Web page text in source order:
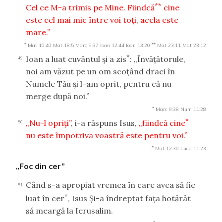
Cel ce M-a trimis pe Mine. Fiindcă** cine
este cel mai mic între voi toţi, acela este
mare.”
* Mat 10:40 Mat 18:5 Marc 9:37 Ioan 12:44 Ioan 13:20 ** Mat 23:11 Mat 23:12
49 Ioan a luat cuvântul şi a zis*: „Învăţătorule,
noi am văzut pe un om scoţând draci în
Numele Tău şi l-am oprit, pentru că nu
merge după noi.”
* Marc 9:38 Num 11:28
50 „Nu-l opriţi”, i-a răspuns Isus, „fiindcă cine*
nu este împotriva voastră este pentru voi.”
* Mat 12:30 Luca 11:23
„Foc din cer”
51
Când s-a apropiat vremea în care avea să fie
luat în cer*, Isus Şi-a îndreptat faţa hotărât
să meargă la Ierusalim.